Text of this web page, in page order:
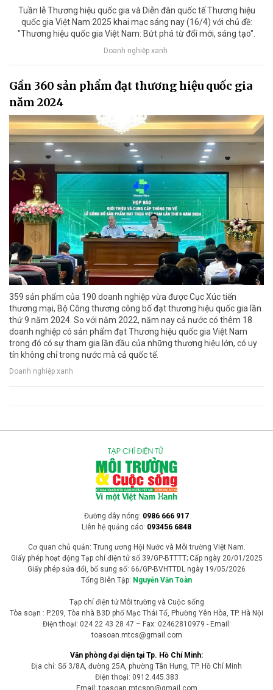
Tuần lễ Thương hiệu quốc gia và Diễn đàn quốc tế Thương hiệu
quốc gia Việt Nam 2025 khai mạc sáng nay (16/4) với chủ đề:
"Thương hiệu quốc gia Việt Nam: Bứt phá từ đổi mới, sáng tạo".
Doanh nghiệp xanh
Gần 360 sản phẩm đạt thương hiệu quốc gia
năm 2024
359 sản phẩm của 190 doanh nghiệp vừa được Cục Xúc tiến
thương mại, Bộ Công thương công bố đạt thương hiệu quốc gia lần
thứ 9 năm 2024. So với năm 2022, năm nay cả nước có thêm 18
doanh nghiệp có sản phẩm đạt Thương hiệu quốc gia Việt Nam
trong đó có sự tham gia lần đầu của những thương hiệu lớn, có uy
tín không chỉ trong nước mà cả quốc tế.
Doanh nghiệp xanh
Đường dây nóng: 0986 666 917
Liên hệ quảng cáo: 093456 6848
Cơ quan chủ quản: Trung ương Hội Nước và Môi trường Việt Nam.
Giấy phép hoạt động Tạp chí điện tử số 39/GP-BTTTT; Cấp ngày 20/01/2025
Giấy phép sửa đổi, bổ sung số: 66/GP-BVHTTDL ngày 19/05/2026
Tổng Biên Tập: Nguyễn Văn Toàn
Tạp chí điện tử Môi trường và Cuộc sống
Tòa soạn : P.209, Tòa nhà B3D phố Mạc Thái Tổ, Phường Yên Hòa, TP. Hà Nội
Điện thoại: 024 22 43 28 47 – Fax: 02462810979 - Email:
toasoan.mtcs@gmail.com
Văn phòng đại diện tại Tp. Hồ Chí Minh:
Địa chỉ: Số 3/8A, đường 25A, phường Tân Hưng, TP. Hồ Chí Minh
Điện thoại: 0912.445.383
Email: toasoan.mtcspn@gmail.com